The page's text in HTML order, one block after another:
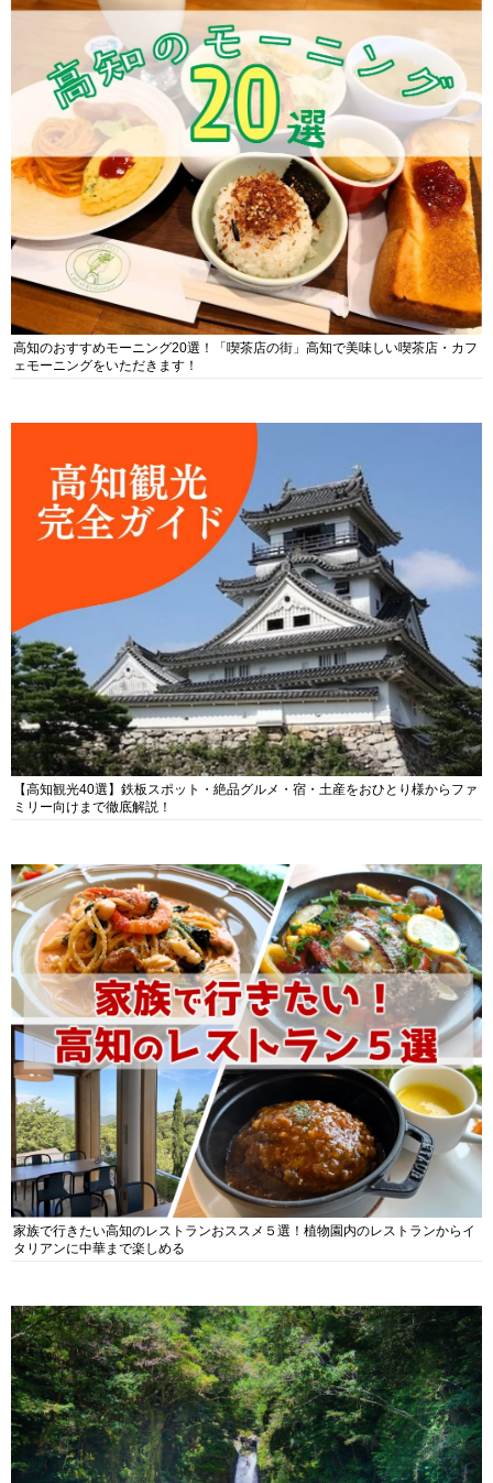
高知のおすすめモーニング20選！「喫茶店の街」高知で美味しい喫茶店・カフ
ェモーニングをいただきます！
【高知観光40選】鉄板スポット・絶品グルメ・宿・土産をおひとり様からファ
ミリー向けまで徹底解説！
家族で行きたい高知のレストランおススメ５選！植物園内のレストランからイ
タリアンに中華まで楽しめる